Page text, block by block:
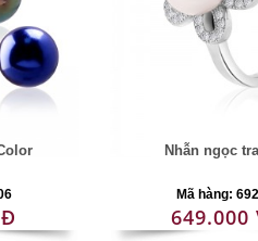
Nhẫn ngọc
Mã hàng:
649.000